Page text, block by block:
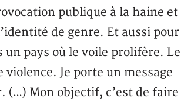
publique à la haine et
de genre. Et aussi pour
pays où le voile prolifère. Le
Je porte un message
(…) Mon objectif, c’est de faire